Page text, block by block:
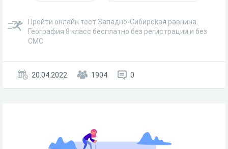
Пройти онлайн тест Западно-Сибирская равнина.
География 8 класс бесплатно без регистрации и без
СМС
20.04.2022 1904 0